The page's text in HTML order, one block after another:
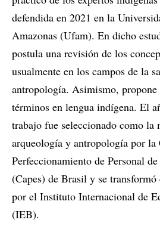
defendida en 2021 en la
Amazonas (Ufam). En dicho
postula una revisión de los
usualmente en los campos de la
antropología. Asimismo, propone
términos en lengua indígena. El
trabajo fue seleccionado como la
arqueología y antropología por la
Perfeccionamiento de Personal
(Capes) de Brasil y se
por el Instituto Internacional de
(IEB).